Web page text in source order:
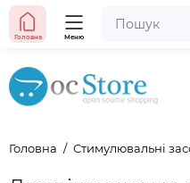
Головна Меню
Головна Стимулювальні